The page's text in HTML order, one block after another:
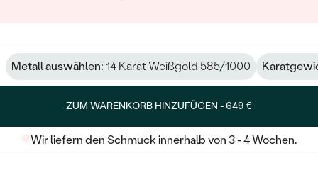
Metall auswählen: 14 Karat Weißgold 585/1000
ZUM WARENKORB HINZUFÜGEN -649 €
Wir liefern den Schmuck innerhalb von 3 - 4 Wochen.